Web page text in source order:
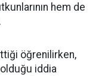
hem de
öğrenilirken,
iddia